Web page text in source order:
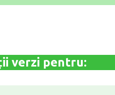
verzi pentru: